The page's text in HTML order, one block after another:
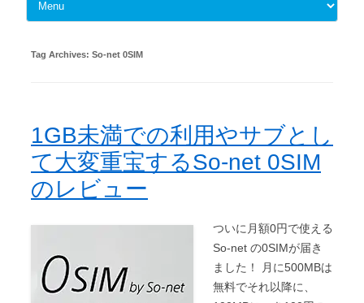
Tag Archives: So-net 0SIM
1GB未満での利用やサブとし
て大変重宝するSo-net 0SIM
のレビュー
ついに月額0円で使える
So-net の0SIMが届き
ました！ 月に500MBは
無料でそれ以降に、